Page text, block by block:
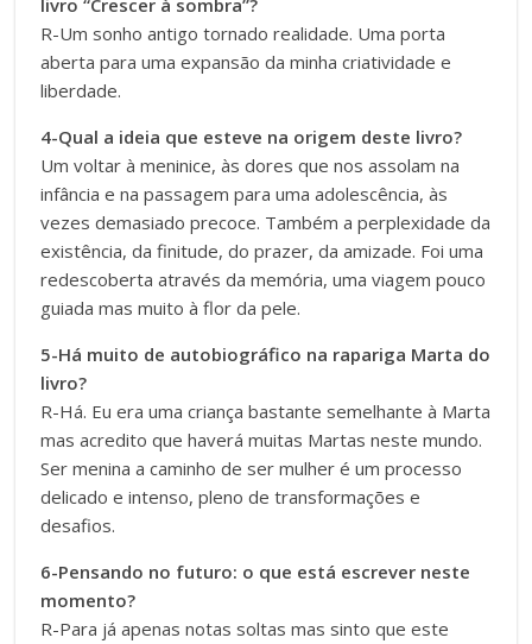
livro “Crescer à sombra”?
R-Um sonho antigo tornado realidade. Uma porta
aberta para uma expansão da minha criatividade e
liberdade.
4-Qual a ideia que esteve na origem deste livro?
Um voltar à meninice, às dores que nos assolam na
infância e na passagem para uma adolescência, às
vezes demasiado precoce. Também a perplexidade da
existência, da finitude, do prazer, da amizade. Foi uma
redescoberta através da memória, uma viagem pouco
guiada mas muito à flor da pele.
5-Há muito de autobiográfico na rapariga Marta do
livro?
R-Há. Eu era uma criança bastante semelhante à Marta
mas acredito que haverá muitas Martas neste mundo.
Ser menina a caminho de ser mulher é um processo
delicado e intenso, pleno de transformações e
desafios.
6-Pensando no futuro: o que está escrever neste
momento?
R-Para já apenas notas soltas mas sinto que este